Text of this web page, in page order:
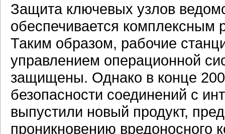
Защита ключевых узлов
обеспечивается комплексным
Таким образом, рабочие
управлением операционной
защищены. Однако в конце
безопасности соединений с
выпустили новый продукт,
проникновению вредоносного